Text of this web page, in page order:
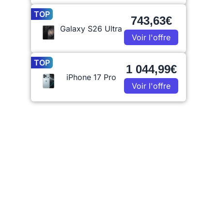
TOP
Galaxy S26 Ultra
743,63€
Voir l'offre
TOP
iPhone 17 Pro
1 044,99€
Voir l'offre